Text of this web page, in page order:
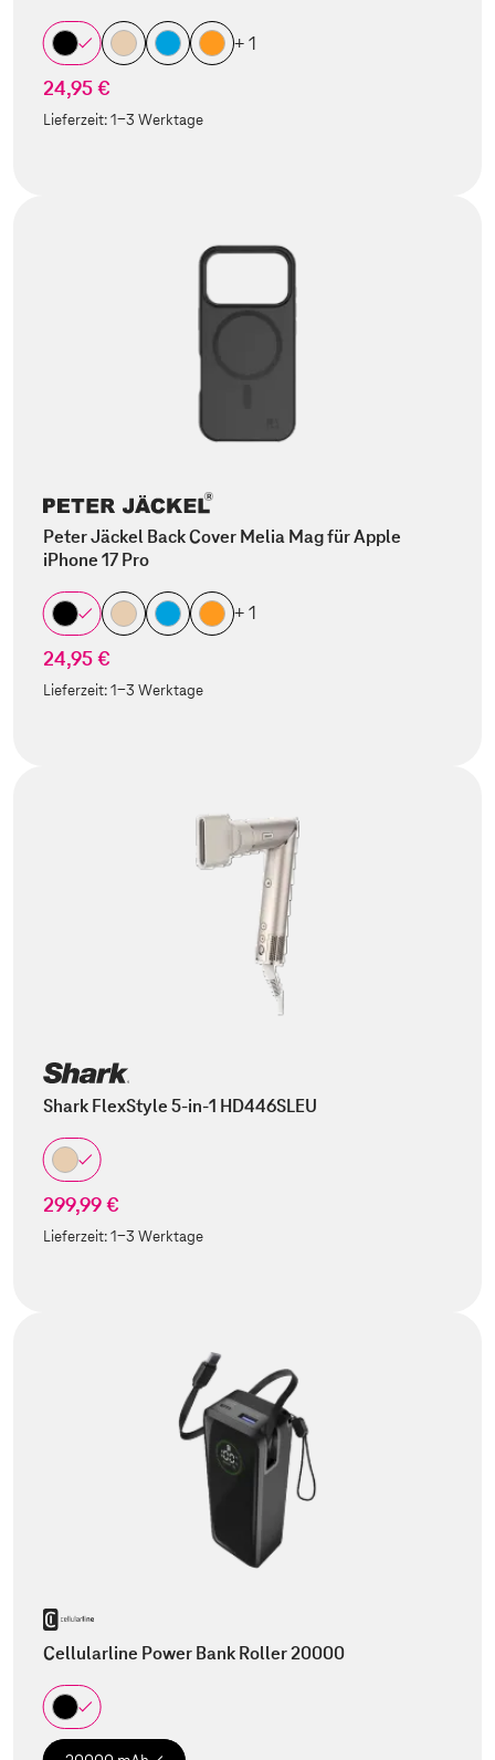
+ 1
24,95 €
Lieferzeit:1-3 Werktage
Peter Jäckel Back Cover Melia Mag für Apple
iPhone 17 Pro
+ 1
24,95 €
Lieferzeit:1-3 Werktage
Shark FlexStyle 5-in-1 HD446SLEU
299,99 €
Lieferzeit:1-3 Werktage
Cellularline Power Bank Roller 20000